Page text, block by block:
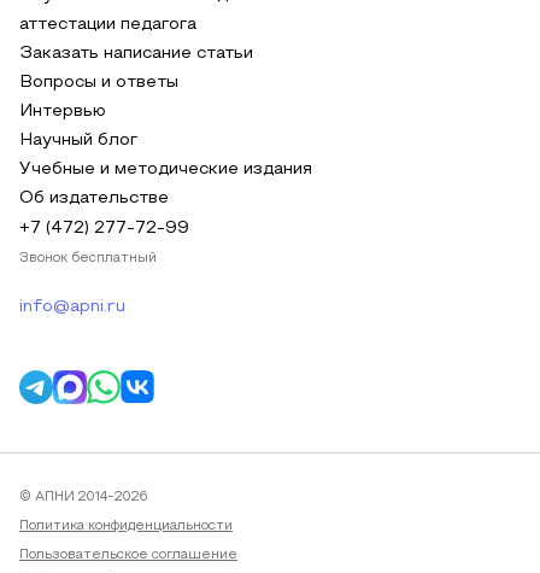
аттестации педагога
Заказать написание статьи
Вопросы и ответы
Интервью
Научный блог
Учебные и методические издания
Об издательстве
+7 (472) 277-72-99
Звонок бесплатный
info@apni.ru
© АПНИ 2014-2026
Политика конфиденциальности
Пользовательское соглашение